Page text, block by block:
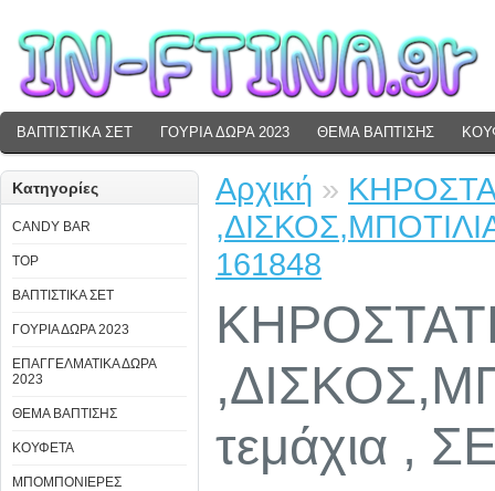
ΒΑΠΤΙΣΤΙΚΑ ΣΕΤ ΓΟΥΡΙΑ ΔΩΡΑ 2023 ΘΕΜΑ ΒΑΠΤΙΣΗΣ
Κατηγορίες
CANDY BAR
TOP
ΒΑΠΤΙΣΤΙΚΑ ΣΕΤ
ΓΟΥΡΙΑ ΔΩΡΑ 2023
ΕΠΑΓΓΕΛΜΑΤΙΚΑ ΔΩΡΑ
2023
ΘΕΜΑ ΒΑΠΤΙΣΗΣ
ΚΟΥΦΕΤΑ
ΜΠΟΜΠΟΝΙΕΡΕΣ
Αρχική »
161848
τεμάχια ,